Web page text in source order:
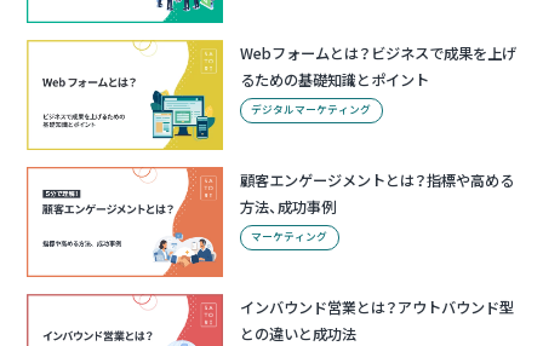
Webフォームとは？ビジネスで成果を上げ
るための基礎知識とポイント
デジタルマーケティング
顧客エンゲージメントとは？指標や高める
方法、成功事例
マーケティング
インバウンド営業とは？アウトバウンド型
との違いと成功法